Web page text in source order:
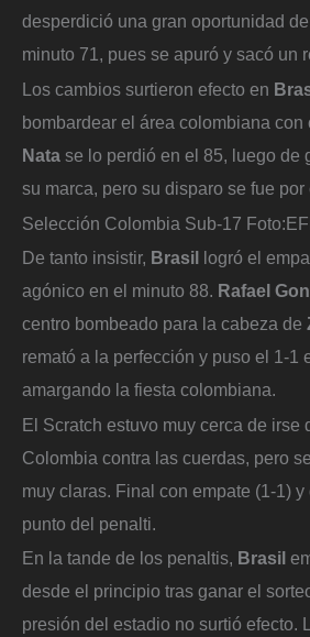
desperdició una gran oportunidad
minuto 71, pues se apuró y sacó un
Los cambios surtieron efecto en
bombardear el área colombiana con
Nata se lo perdió en el 85, luego de
su marca, pero su disparo se fue
Selección Colombia Sub-17 Foto:
De tanto insistir, Brasil logró el
agónico en el minuto 88. Rafael
centro bombeado para la cabeza de
remató a la perfección y puso el 1-1
amargando la fiesta colombiana.
El Scratch estuvo muy cerca de irse
Colombia contra las cuerdas, pero
muy claras. Final con empate (1-1)
punto del penalti.
En la tande de los penaltis, Brasil
desde el principio tras ganar el
presión del estadio no surtió efecto.